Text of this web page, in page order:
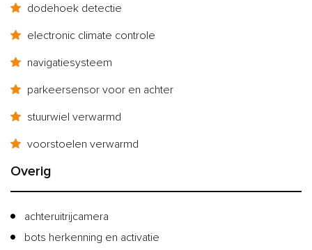
dodehoek detectie
electronic climate controle
navigatiesysteem
parkeersensor voor en achter
stuurwiel verwarmd
voorstoelen verwarmd
Overig
achteruitrijcamera
bots herkenning en activatie